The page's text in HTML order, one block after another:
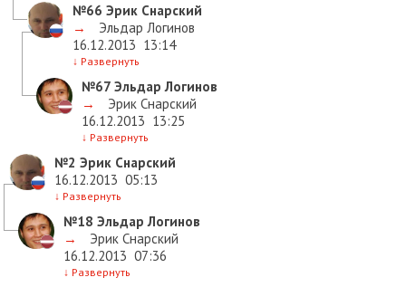
№66 Эрик Снарский
→
Эльдар Логинов
16.12.2013 13:14
↓ Развернуть
№67 Эльдар Логинов
→
Эрик Снарский
16.12.2013 13:25
↓ Развернуть
№2 Эрик Снарский
16.12.2013 05:13
↓ Развернуть
№18 Эльдар Логинов
→
Эрик Снарский
16.12.2013 07:36
↓ Развернуть